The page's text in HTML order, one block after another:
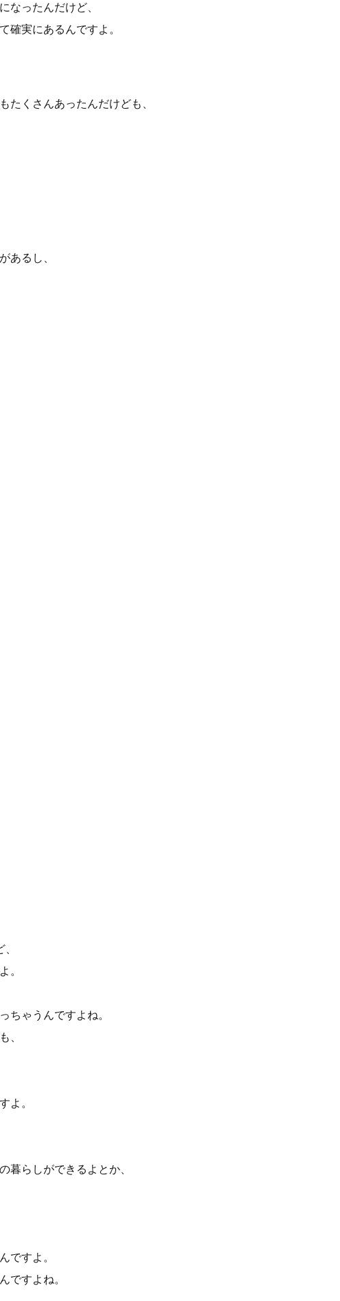
なったんだけど、
確実にあるんですよ。
たくさんあったんだけども、
あるし、
。
ちゃうんですよね。
、
よ。
暮らしができるよとか、
ですよ。
ですよね。